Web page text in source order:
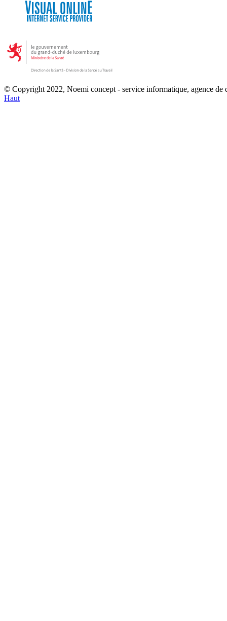
© Copyright 2022, Noemi concept - service informatique, agence
Haut